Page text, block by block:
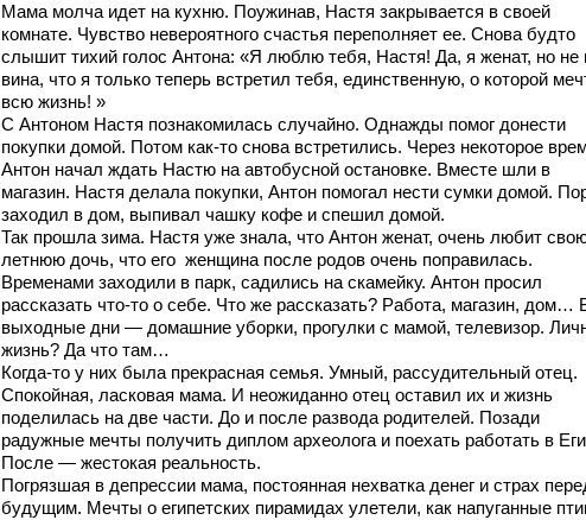
Мама молча идет на кухню. Поужинав, Настя закрывается в своей
комнате. Чувство невероятного счастья переполняет ее. Снова будто
слышит тихий голос Антона: «Я люблю тебя, Настя! Да, я женат, но не
вина, что я только теперь встретил тебя, единственную, о которой
всю жизнь! »
С Антоном Настя познакомилась случайно. Однажды помог донести
покупки домой. Потом как-то снова встретились. Через некоторое
Антон начал ждать Настю на автобусной остановке. Вместе шли в
магазин. Настя делала покупки, Антон помогал нести сумки домой.
заходил в дом, выпивал чашку кофе и спешил домой.
Так прошла зима. Настя уже знала, что Антон женат, очень любит
летнюю дочь, что его женщина после родов очень поправилась.
Временами заходили в парк, садились на скамейку. Антон просил
рассказать что-то о себе. Что же рассказать? Работа, магазин, дом…
выходные дни — домашние уборки, прогулки с мамой, телевизор.
жизнь? Да что там…
Когда-то у них была прекрасная семья. Умный, рассудительный отец.
Спокойная, ласковая мама. И неожиданно отец оставил их и жизнь
поделилась на две части. До и после развода родителей. Позади
радужные мечты получить диплом археолога и поехать работать в
После — жестокая реальность.
Погрязшая в депрессии мама, постоянная нехватка денег и страх
будущим. Мечты о египетских пирамидах улетели, как напуганные